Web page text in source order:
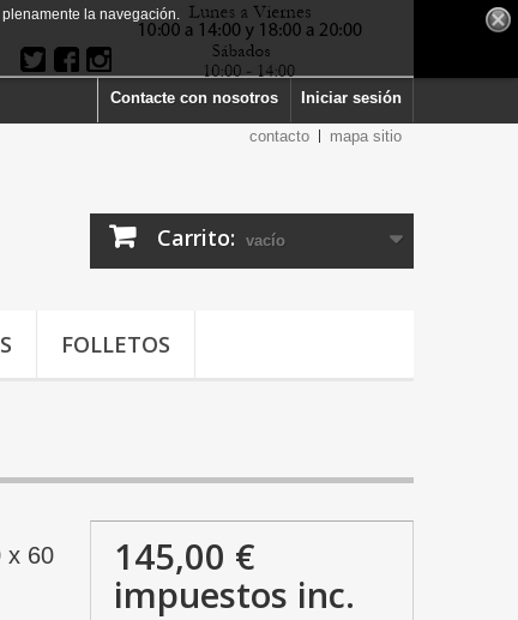
Iniciar sesión
Contacte con nosotros
contacto
mapa sitio
la navegación.
Carrito: vacío
FOLLETOS
x 60
145,00 €
impuestos inc.